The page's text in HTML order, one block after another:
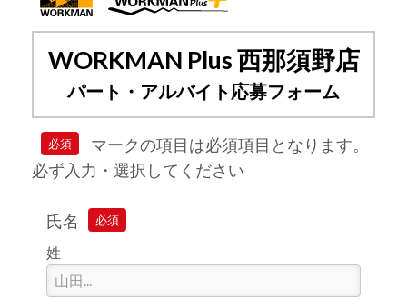
WORKMAN Plus 西那須野店
パート・アルバイト応募フォーム
必須
マークの項目は必須項目となります。
必ず入力・選択してください
氏名 必須
姓